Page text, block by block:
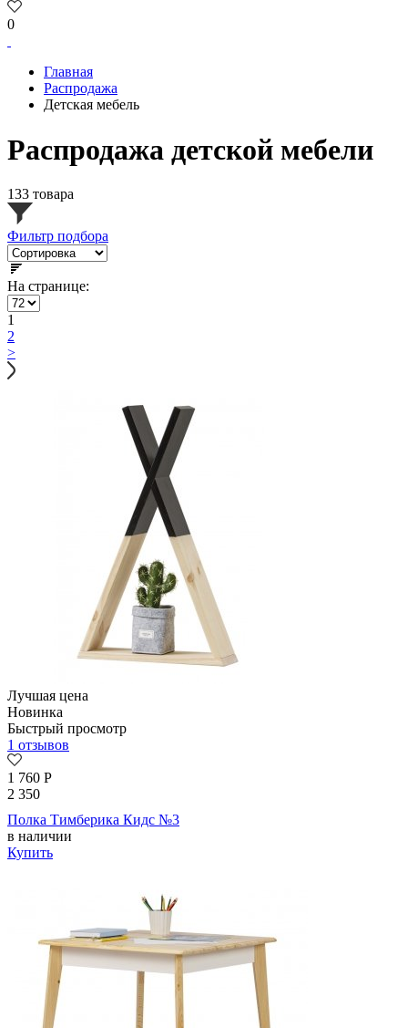
0
Главная
Распродажа
Детская мебель
Распродажа детской мебели
133 товара
Фильтр подбора
На странице:
1
2
>
Лучшая цена
Новинка
Быстрый просмотр
1 отзывов
1 760 Р
2 350
Полка Тимберика Кидс №3
в наличии
Купить